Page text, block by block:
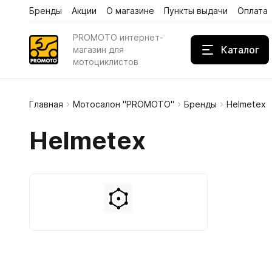
Бренды Акции О магазине Пункты выдачи Оплата
PROMOTO интернет-
магазин для
мотоциклистов
Каталог
Главная Мотосалон "PROMOTO" Бренды Helmetex
Helmetex